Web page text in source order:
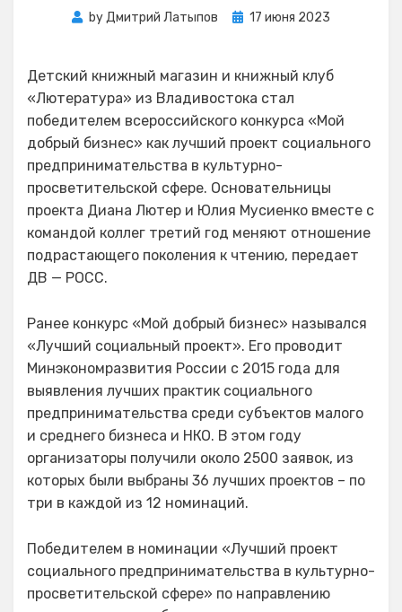
byДмитрий Латыпов
Posted
17 июня 2023
Детский книжный магазин и книжный клуб
«Лютература» из Владивостока стал
победителем всероссийского конкурса «Мой
добрый бизнес» как лучший проект социального
предпринимательства в культурно-
просветительской сфере. Основательницы
проекта Диана Лютер и Юлия Мусиенко вместе с
командой коллег третий год меняют отношение
подрастающего поколения к чтению, передает
ДВ — РОСС.
Ранее конкурс «Мой добрый бизнес» назывался
«Лучший социальный проект». Его проводит
Минэкономразвития России с 2015 года для
выявления лучших практик социального
предпринимательства среди субъектов малого
и среднего бизнеса и НКО. В этом году
организаторы получили около 2500 заявок, из
которых были выбраны 36 лучших проектов – по
три в каждой из 12 номинаций.
Победителем в номинации «Лучший проект
социального предпринимательства в культурно-
просветительской сфере» по направлению